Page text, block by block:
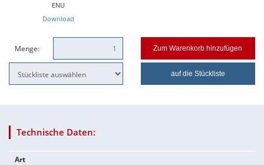
ENU
Download
Menge: Zum Warenkorb hinzufügen
auf die Stückliste
Technische Daten:
Art